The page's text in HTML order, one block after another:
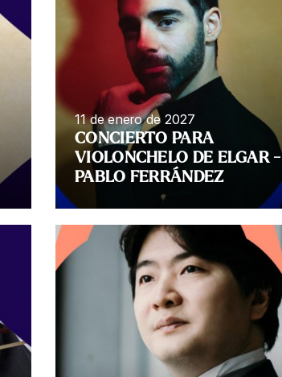
11 de enero de 2027
CONCIERTO PARA
VIOLONCHELO DE ELGAR -
PABLO FERRÁNDEZ